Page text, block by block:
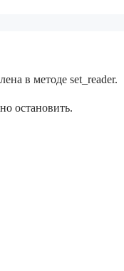
в методе set_reader.
остановить.